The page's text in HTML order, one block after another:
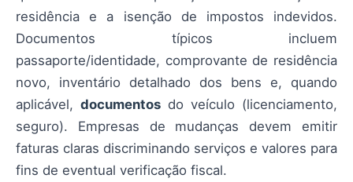
residência e a isenção de impostos indevidos.
Documentos típicos incluem
passaporte/identidade, comprovante de residência
novo, inventário detalhado dos bens e, quando
aplicável, documentos do veículo (licenciamento,
seguro). Empresas de mudanças devem emitir
faturas claras discriminando serviços e valores para
fins de eventual verificação fiscal.